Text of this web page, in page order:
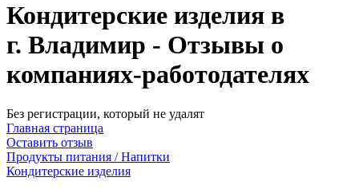
Кондитерские изделия в
г. Владимир - Отзывы о
компаниях-работодателях
Без регистрации, который не удалят
Главная страница
Оставить отзыв
Продукты питания / Напитки
Кондитерские изделия